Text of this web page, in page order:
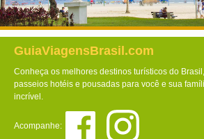
GuiaViagensBrasil.com
Conheça os melhores destinos turísticos do
passeios hotéis e pousadas para você e sua
incrível.
Acompanhe: